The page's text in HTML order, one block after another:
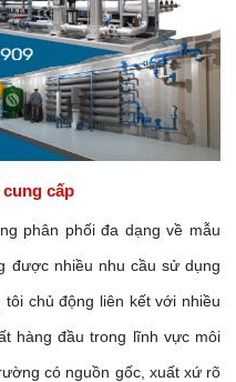
cấp
phân phối đa dạng về mẫu
được nhiều nhu cầu sử dụng
chủ động liên kết với nhiều
hàng đầu trong lĩnh vực môi
có nguồn gốc, xuất xứ rõ